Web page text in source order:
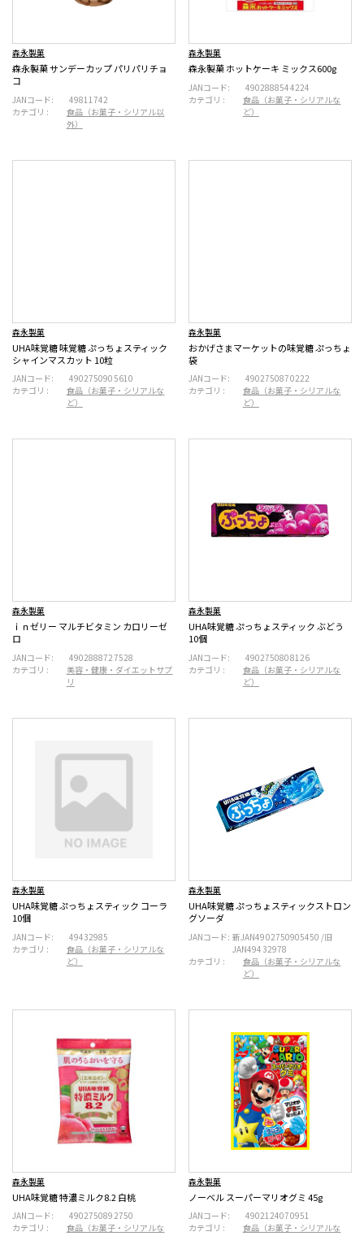
森永製菓
森永製菓 サンデーカップ パリパリチョ
コ
JANコード:
49811742
カテゴリ :
食品（お菓子・シリアル以
外）
森永製菓
森永製菓 ホットケーキ ミックス600g
JANコード:
4902888544224
カテゴリ :
食品（お菓子・シリアルな
ど）
森永製菓
UHA味覚糖 味覚糖 ぷっちょスティック
シャインマスカット 10粒
JANコード:
4902750905610
カテゴリ :
食品（お菓子・シリアルな
ど）
森永製菓
おかげさまマーケットの味覚糖 ぷっちょ
袋
JANコード:
4902750870222
カテゴリ :
食品（お菓子・シリアルな
ど）
森永製菓
ｉｎゼリー マルチビタミン カロリーゼ
ロ
JANコード:
4902888727528
カテゴリ :
美容・健康・ダイエットサプ
リ
森永製菓
UHA味覚糖 ぷっちょスティック ぶどう
10個
JANコード:
4902750808126
カテゴリ :
食品（お菓子・シリアルな
ど）
森永製菓
UHA味覚糖 ぷっちょスティック コーラ
10個
JANコード:
49432985
カテゴリ :
食品（お菓子・シリアルな
ど）
森永製菓
UHA味覚糖 ぷっちょスティックストロン
グソーダ
JANコード: 新JAN4902750905450 /旧
JAN49432978
カテゴリ :
食品（お菓子・シリアルな
ど）
森永製菓
UHA味覚糖 特濃ミルク8.2 白桃
JANコード:
4902750892750
カテゴリ :
食品（お菓子・シリアルな
森永製菓
ノーベル スーパーマリオグミ 45g
JANコード:
4902124070951
カテゴリ :
食品（お菓子・シリアルな